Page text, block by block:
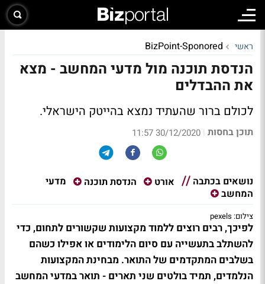
ראשי BizPoint-Sponored
הנדסת תוכנה מול מדעי המחשב - מצא
את ההבדלים
לכולם ברור שהעתיד נמצא בהייטק הישראלי.
תוכן בחסות |
30/12/2020 11:57
נושאים בכתבה אורט הנדסת תוכנה
מדעי
המחשב
צילום: pexels
לפיכך, רבים רוצים ללמוד מקצועות שקשורים לתחום, כדי
להשתלב בתעשייה עם סיום הלימודים או אפילו כשהם
בשלבים המתקדמים של התואר. מבחינת המקצועות
הנלמדים, תמיד בולטים שני תארים - תואר במדעי המחשב